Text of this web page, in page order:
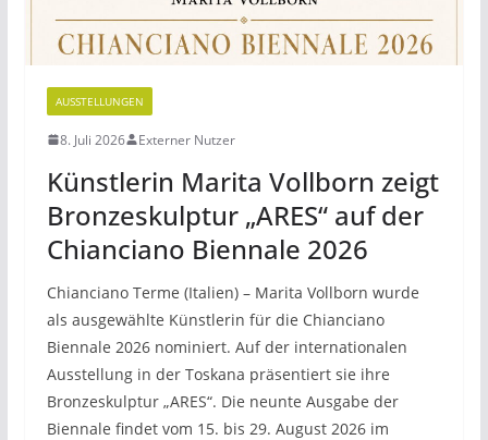
AUSSTELLUNGEN
8. Juli 2026 Externer Nutzer
Künstlerin Marita Vollborn zeigt
Bronzeskulptur „ARES“ auf der
Chianciano Biennale 2026
Chianciano Terme (Italien) – Marita Vollborn wurde
als ausgewählte Künstlerin für die Chianciano
Biennale 2026 nominiert. Auf der internationalen
Ausstellung in der Toskana präsentiert sie ihre
Bronzeskulptur „ARES“. Die neunte Ausgabe der
Biennale findet vom 15. bis 29. August 2026 im